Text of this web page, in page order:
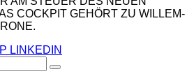
COCKPIT GEHÖRT ZU WILLEM-
LINKEDIN